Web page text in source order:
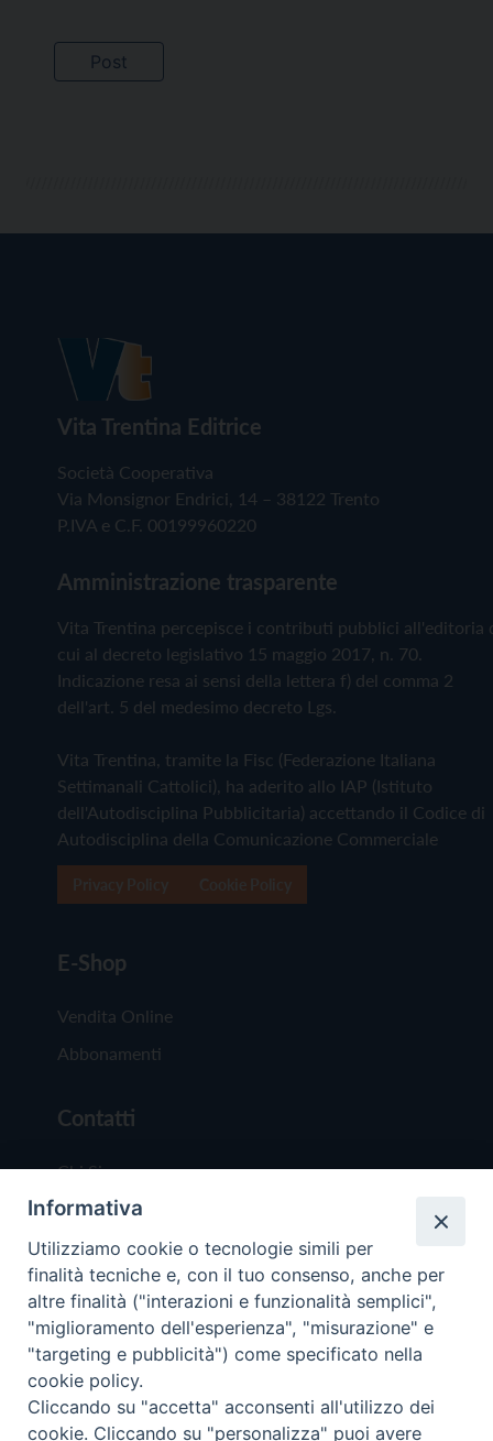
Vita Trentina Editrice
Società Cooperativa
Via Monsignor Endrici, 14 – 38122 Trento
P.IVA e C.F. 00199960220
Amministrazione trasparente
Vita Trentina percepisce i contributi pubblici all'editoria
cui al decreto legislativo 15 maggio 2017, n. 70.
Indicazione resa ai sensi della lettera f) del comma 2
dell'art. 5 del medesimo decreto Lgs.
Vita Trentina, tramite la Fisc (Federazione Italiana
Settimanali Cattolici), ha aderito allo IAP (Istituto
dell'Autodisciplina Pubblicitaria) accettando il Codice di
Autodisciplina della Comunicazione Commerciale
E-Shop
Vendita Online
Abbonamenti
Contatti
Chi Siamo
Redazione
Scrivici
Copyright © 2019 - Tutti i diritti riservati - Vita
Trentina Editrice
Informativa
Utilizziamo cookie o tecnologie simili per
finalità tecniche e, con il tuo consenso, anche per
altre finalità ("interazioni e funzionalità semplici",
"miglioramento dell'esperienza", "misurazione" e
"targeting e pubblicità") come specificato nella
cookie policy.
Cliccando su "accetta" acconsenti all'utilizzo dei
cookie. Cliccando su "personalizza" puoi avere